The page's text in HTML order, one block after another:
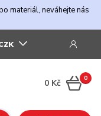
materiál, neváhejte nás
0
0 Kč